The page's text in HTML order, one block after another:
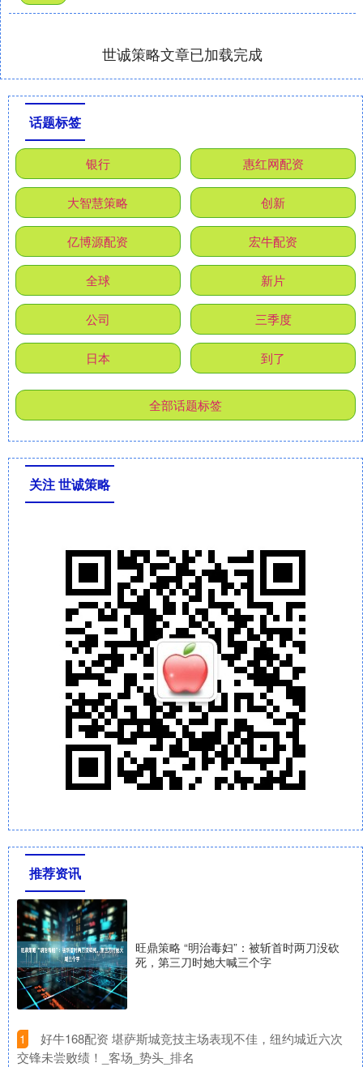
世诚策略文章已加载完成
话题标签
银行 惠红网配资
大智慧策略 创新
亿博源配资 宏牛配资
全球 新片
公司 三季度
日本 到了
全部话题标签
关注 世诚策略
推荐资讯
旺鼎策略 “明治毒妇”：被斩首时两刀没砍
死，第三刀时她大喊三个字
1
​好牛168配资 堪萨斯城竞技主场表现不佳，纽约城近六次
交锋未尝败绩！_客场_势头_排名